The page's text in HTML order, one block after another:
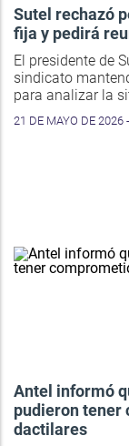
Sutel rechazó
fija y pedirá
El presidente de
sindicato
para analizar la
21 DE MAYO DE 2026
Antel informó
pudieron tener
dactilares